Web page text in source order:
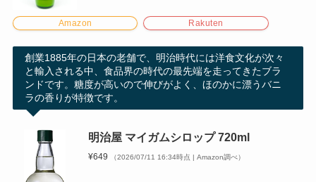
Amazon Rakuten
創業1885年の日本の老舗で、明治時代には洋食文化が次々
と輸入される中、食品界の時代の最先端を走ってきたブラ
ンドです。糖度が高いので伸びがよく、ほのかに漂うバニ
ラの香りが特徴です。
明治屋 マイガムシロップ 720ml
¥649 （2026/07/11 16:34時点 | Amazon調べ）